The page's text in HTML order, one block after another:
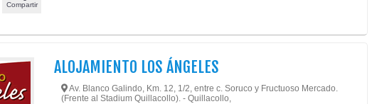
Compartir
ALOJAMIENTO LOS ÁNGELES
Av. Blanco Galindo, Km. 12, 1/2, entre c. Soruco y Fructuoso Mercado.
(Frente al Stadium Quillacollo). - Quillacollo,